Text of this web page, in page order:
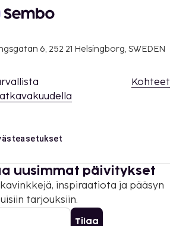
6, 252 21 Helsingborg, SWEDEN
Kohteet
uusimmat päivitykset
inspiraatiota ja pääsyn
tarjouksiin.
Tilaa